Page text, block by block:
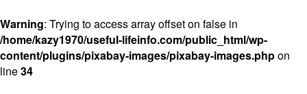
Warning: Trying to access array offset on false in
/home/kazy1970/useful-lifeinfo.com/public_html/wp-
content/plugins/pixabay-images/pixabay-images.phpon
line34